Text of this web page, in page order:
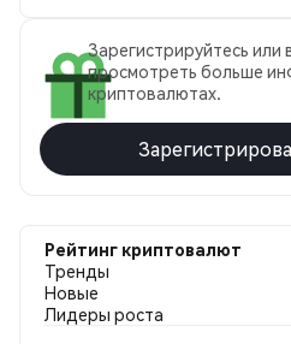
Зарегистрируйтесь
просмотреть больше
криптовалютах.
Рейтинг криптовалют
Тренды
Новые
Лидеры роста